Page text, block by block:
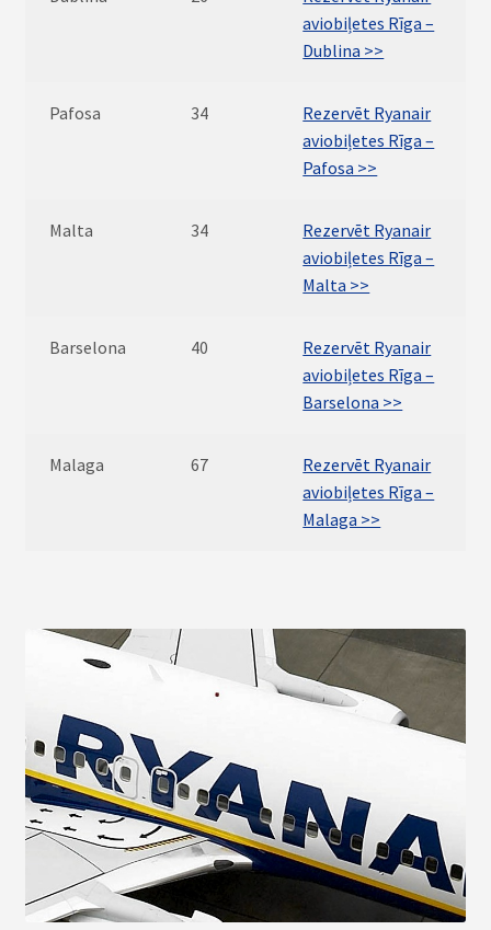
aviobiļetes Rīga –
Dublina >>
Pafosa 34
Rezervēt Ryanair
aviobiļetes Rīga –
Pafosa >>
Malta 34
Rezervēt Ryanair
aviobiļetes Rīga –
Malta >>
Barselona 40
Rezervēt Ryanair
aviobiļetes Rīga –
Barselona >>
Malaga 67
Rezervēt Ryanair
aviobiļetes Rīga –
Malaga >>